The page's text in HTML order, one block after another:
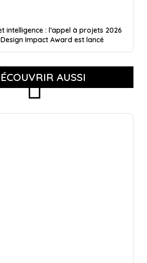
intelligence : l’appel à projets 2026
Impact Award est lancé
AUSSI